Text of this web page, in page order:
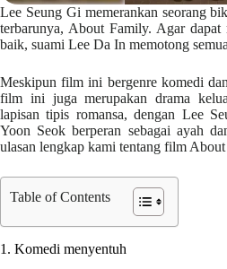
Lee Seung Gi memerankan seorang
terbarunya, About Family. Agar dapat
baik, suami Lee Da In memotong
Meskipun film ini bergenre komedi
film ini juga merupakan drama
lapisan tipis romansa, dengan Lee
Yoon Seok berperan sebagai ayah
ulasan lengkap kami tentang film
Table of Contents
1. Komedi menyentuh